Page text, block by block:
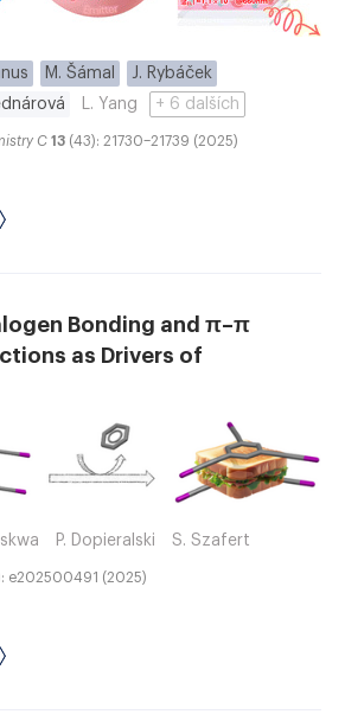
M. Šámal
J. Rybáček
L. Yang + 6 dalších
C 13 (43): 21730–21739 (2025)
Bonding and π–π
as Drivers of
P. Dopieralski S. Szafert
e202500491 (2025)